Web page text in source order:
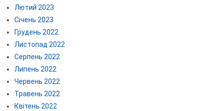
Лютий 2023
Січень 2023
Грудень 2022
Листопад 2022
Серпень 2022
Липень 2022
Червень 2022
Травень 2022
Квітень 2022